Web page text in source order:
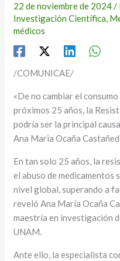
22 de noviembre de 2024/
Investigación Científica,
médicos
/COMUNICAE/
«De no cambiar el
próximos 25 años, la
podría ser la principal
Ana Maria Ocaña
En tan solo 25 años, la
el abuso de medicamentos
nivel global, superando a
reveló Ana María Ocaña
maestría en investigación
UNAM.
Ante ello, la especialista